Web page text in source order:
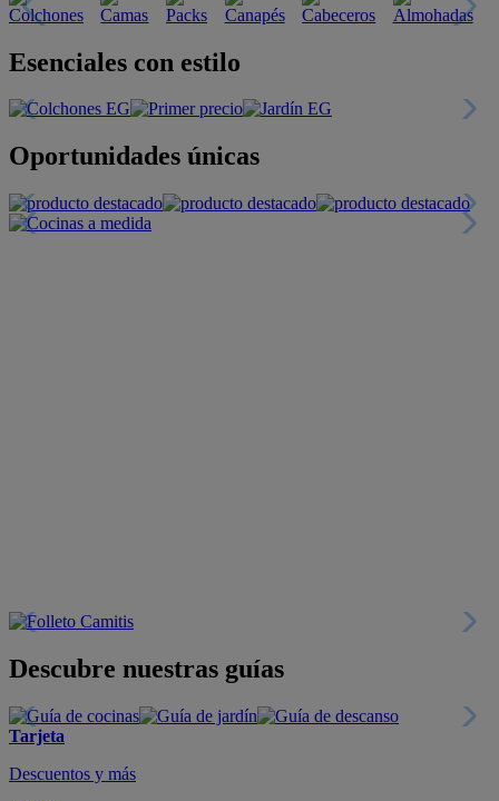
Esenciales con estilo
Oportunidades únicas
Descubre nuestras guías
Tarjeta
Descuentos y más